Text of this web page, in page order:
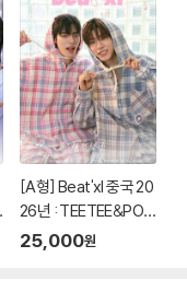
[A형] Beat'xl 중국 20
26년 : TEETEE&POR
띠띠뻐 커버 (A형 잡지
25,000원